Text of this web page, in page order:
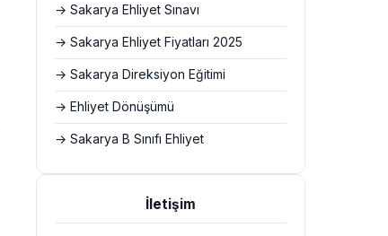
→ Sakarya Ehliyet Sınavı
→ Sakarya Ehliyet Fiyatları 2025
→ Sakarya Direksiyon Eğitimi
→ Ehliyet Dönüşümü
→ Sakarya B Sınıfı Ehliyet
İletişim